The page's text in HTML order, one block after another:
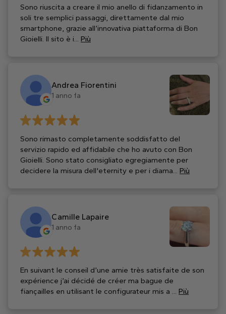
Sono riuscita a creare il mio anello di fidanzamento in
soli tre semplici passaggi, direttamente dal mio
smartphone, grazie all’innovativa piattaforma di Bon
Gioielli. Il sito è i... Più
Andrea Fiorentini
1 anno fa
Sono rimasto completamente soddisfatto del
servizio rapido ed affidabile che ho avuto con Bon
Gioielli. Sono stato consigliato egregiamente per
decidere la misura dell'eternity e per i diama... Più
Camille Lapaire
1 anno fa
En suivant le conseil d’une amie très satisfaite de son
expérience j’ai décidé de créer ma bague de
fiançailles en utilisant le configurateur mis a ... Più